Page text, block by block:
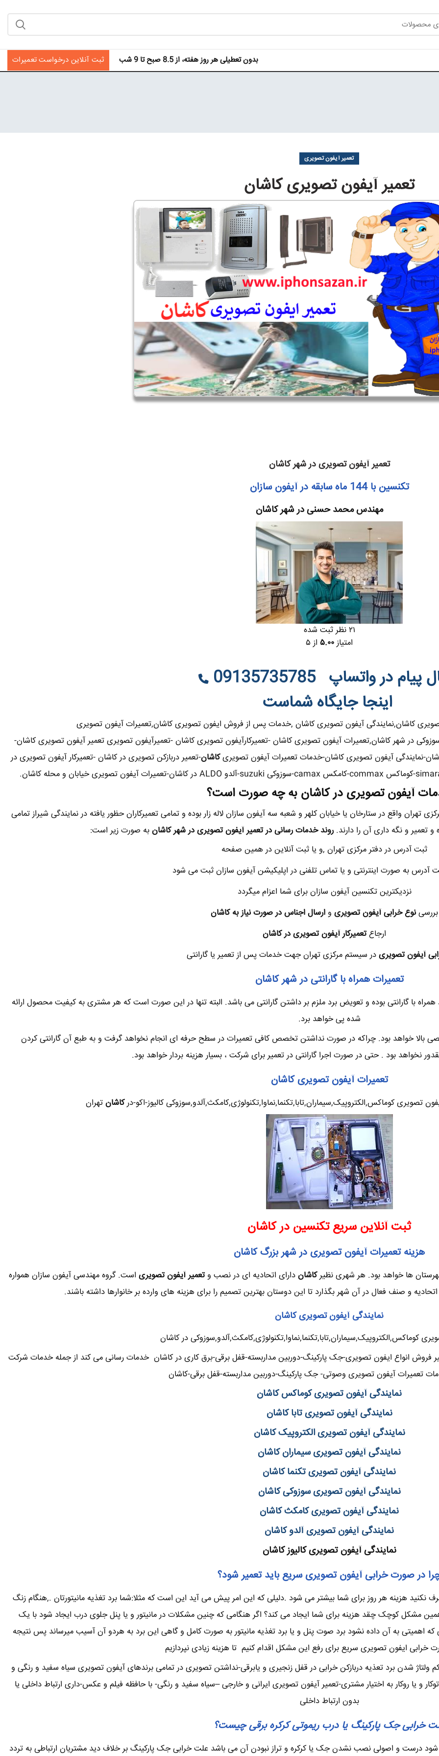
بدون تعطیلی هر روز هفته، از 8.5 صبح تا 9 شب ثبت آنلاین درخواست تعمیرات
تعمیر آیفون تصویری
تعمیر آیفون تصویری کاشان
تعمیر آیفون تصویری در شهر کاشان
تکنسین با 144 ماه سابقه در آیفون سازان
مهندس محمد حسنی در شهر کاشان
۲۱ نظر ثبت شده
امتیاز ۵.۰۰ از ۵
09135735785 پیام در واتساپ
اینجا جایگاه شماست
کاشان,نمایندگی آیفون تصویری کاشان ,خدمات پس از فروش ایفون تصویری کاشان,تعمیرات آیفون تصویری
در شهر کاشان,تعمیرات آیفون تصویری کاشان -تعمیرکارآیفون تصویری کاشان -تعمیرآیفون تصویری تعمیر آیفون تصویری کاشان-
نمایندگی آیفون تصویری کاشان-خدمات تعمیرات آیفون تصویریکاشان-تعمیر دربازکن تصویری در کاشان -تعمیرکار آیفون تصویری در
آیفون تصویری در کاشان به چه صورت است؟
تهران واقع در ستارخان یا خیابان کلهر و شعبه سه آیفون سازان لاله زار بوده و تمامی تعمیرکاران حظور یافته در نمایندگی شیراز تمامی
و نگه داری آن را دارند. روند خدمات رسانی در تعمیر آیفون تصویری در شهر کاشانبه صورت زیر است:
ثبت آدرس در دفتر مرکزی تهران ,و یا ثبت آنلاین در همین صفحه
به صورت اینترنتی و یا تماس تلفنی در اپلیکیشن آیفون سازان ثبت می شود
نزدیکترین تکنسین آیفون سازان برای شما اعزام میگردد
بررسینوع خرابی آیفون تصویری و ارسال اجناس در صورت نیاز به کاشان
ارجاعتعمیرکار آیفون تصویری در کاشان
آیفون تصویریدر سیستم مرکزی تهران جهت خدمات پس از تعمیر یا گارانتی
تعمیرات همراه با گارانتی در شهر کاشان
با گارانتی بوده و تعویض برد ملزم بر داشتن گارانتی می باشد. البته تنها در این صورت است که هر مشتری به کیفیت محصول ارائه
شده پی خواهد برد.
بالا خواهد بود. چراکه در صورت نداشتن تخصص کافی تعمیرات در سطح حرفه ای انجام نخواهد گرفت و به طبع آن گارانتی کردن
نخواهد بود . حتی در صورت اجرا گارانتی در تعمیر برای شرکت ، بسیار هزینه بردار خواهد بود.
تعمیرات آیفون تصویری کاشان
تصویری کوماکس,الکتروپیک,سیماران,تابا,تکنما,نماوا,تکنولوژی,کامکث,آلدو,سوزوکی کالیوز-اکو-درکاشانتهران
ثبت آنلاین سریع تکنسین در کاشان
هزینه تعمیرات آیفون تصویری در شهر بزرگ کاشان
ها خواهد بود. هر شهری نظیرکاشاندارای اتحادیه ای در نصب وتعمیر آیفون تصویری است. گروه مهندسی آیفون سازان همواره
و صنف فعال در آن شهر بگذارد تا این دوستان بهترین تصمیم را برای هزینه های وارده بر خانوارها داشته باشند.
نمایندگی آیفون تصویری کاشان
کوماکس,الکتروپیک,سیماران,تابا,تکنما,نماوا,تکنولوژی,کامکث,آلدو,سوزوکی در کاشان
فروش انواع ایفون تصویری-جک پارکینگ-دوربین مداربسته-قفل برقی-برق کاری در کاشان خدمات رسانی می کند از جمله خدمات شرکت
تعمیرات آیفون تصویری وصوتی- جک پارکینگ-دوربین مداربسته-قفل برقی-کاشان
نمایندگی آیفون تصویری کوماکس کاشان
نمایندگی آیفون تصویری تابا کاشان
نمایندگی آیفون تصویری الکتروپیک کاشان
نمایندگی آیفون تصویری سیماران کاشان
نمایندگی آیفون تصویری تکنما کاشان
نمایندگی آیفون تصویری سوزوکی کاشان
نمایندگی آیفون تصویری کامکث کاشان
نمایندگی آیفون تصویری آلدو کاشان
نمایندگی آیفون تصویری کالیوز کاشان
در صورت خرابی آیفون تصویری سریع باید تعمیر شود؟
هزینه هر روز برای شما بیشتر می شود .دلیلی که این امر پیش می آید این است که مثلا:شما برد تغذیه مانیتورتان .,هنگام زنگ
کوچک چقد هزینه برای شما ایجاد می کند؟ اگر هنگامی که چنین مشکلات در مانیتور و یا پنل جلوی درب ایجاد شود با یک
به آن داده نشود برد صوت پنل و یا برد تغذیه مانیتور به صورت کامل و گاهی این برد به هردو آن آسیب میرساند پس نتیجه
خرابی ایفون تصویری سریع برای رفع این مشکل اقدام کنیم تا هزینه زیادی نپردازیم
شدن برد تعذیه دربازکن خرابی در قفل زنجیری و یابرقی-نداشتن تصویری در تمامی برندهای آیفون تصویری سیاه سفید و رنگی و
روکار به اختیار مشتری-تعمیر آیفون تصویری ایرانی و خارجی –سیاه سفید و رنگی- با حافظه فیلم و عکس-داری ارتباط داخلی یا
بدون ارتباط داخلی
خرابی جک پارکینگ یا درب ریموتی کرکره برقی چیست؟
درست و اصولی نصب نشدن جک یا کرکره و تراز نبودن آن می باشد علت خرابی جک پارکینگ بر خلاف دید مشتریان ارتباطی به تردد